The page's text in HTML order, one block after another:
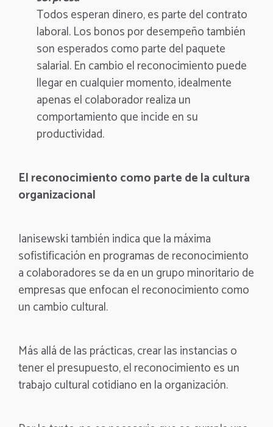
Todos esperan dinero, es parte del contrato
laboral. Los bonos por desempeño también
son esperados como parte del paquete
salarial. En cambio el reconocimiento puede
llegar en cualquier momento, idealmente
apenas el colaborador realiza un
comportamiento que incide en su
productividad.
El reconocimiento como parte de la cultura
organizacional
Ianisewski también indica que la máxima
sofistificación en programas de reconocimiento
a colaboradores se da en un grupo minoritario de
empresas que enfocan el reconocimiento como
un cambio cultural.
Más allá de las prácticas, crear las instancias o
tener el presupuesto, el reconocimiento es un
trabajo cultural cotidiano en la organización.